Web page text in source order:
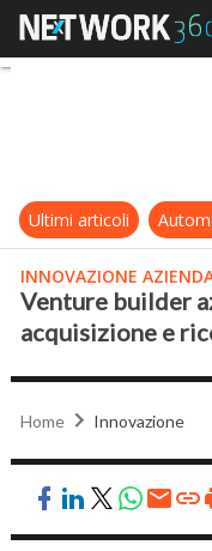
Ultimi articoli
INNOVAZIONE
Venture builder
acquisizione e
Home Innovazione